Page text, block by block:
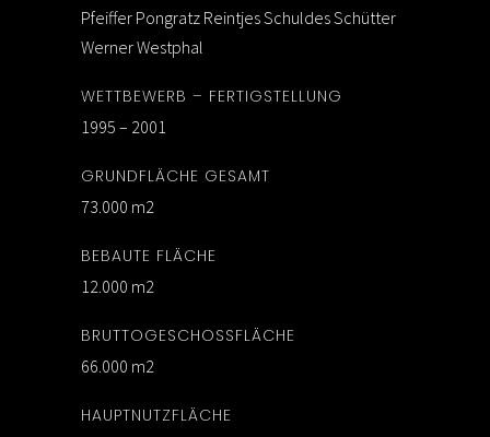
Pfeiffer Pongratz Reintjes Schuldes Schütter
Werner Westphal
WETTBEWERB – FERTIGSTELLUNG
1995 – 2001
GRUNDFLÄCHE GESAMT
73.000 m2
BEBAUTE FLÄCHE
12.000 m2
BRUTTOGESCHOSSFLÄCHE
66.000 m2
HAUPTNUTZFLÄCHE